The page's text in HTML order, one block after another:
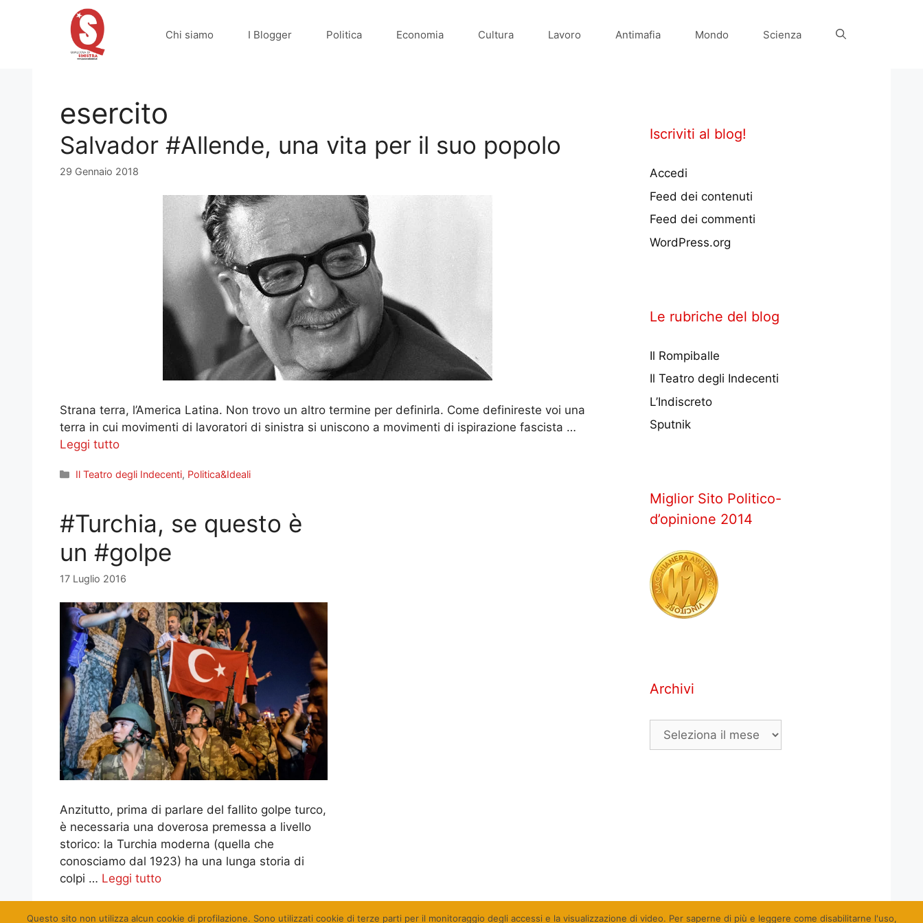
Chi siamo I Blogger Politica Economia Cultura Lavoro Antimafia Mondo Scienza
esercito
Salvador #Allende, una vita per il suo popolo
29 Gennaio 2018
Strana terra, l’America Latina. Non trovo un altro termine per definirla. Come definireste voi una
terra in cui movimenti di lavoratori di sinistra si uniscono a movimenti di ispirazione fascista …
Leggi tutto
Categorie
Il Teatro degli Indecenti, Politica&Ideali
#Turchia, se questo è
un #golpe
17 Luglio 2016
Anzitutto, prima di parlare del fallito golpe turco,
è necessaria una doverosa premessa a livello
storico: la Turchia moderna (quella che
conosciamo dal 1923) ha una lunga storia di
colpi … Leggi tutto
Iscriviti al blog!
Accedi
Feed dei contenuti
Feed dei commenti
WordPress.org
Le rubriche del blog
Il Rompiballe
Il Teatro degli Indecenti
L’Indiscreto
Sputnik
Miglior Sito Politico-
d’opinione 2014
Archivi
Archivi
Questo sito non utilizza alcun cookie di profilazione. Sono utilizzati cookie di terze parti per il monitoraggio degli accessi e la visualizzazione di video. Per saperne di più e leggere come disabilitarne l'uso,